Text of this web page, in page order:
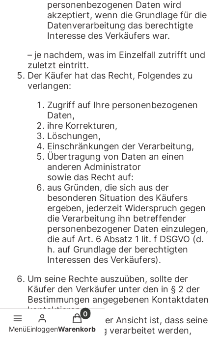
personenbezogenen Daten wird
akzeptiert, wenn die Grundlage für die
Datenverarbeitung das berechtigte
Interesse des Verkäufers war.
– je nachdem, was im Einzelfall zutrifft und
zuletzt eintritt.
Der Käufer hat das Recht, Folgendes zu
verlangen:
Zugriff auf Ihre personenbezogenen
Daten,
ihre Korrekturen,
Löschungen,
Einschränkungen der Verarbeitung,
Übertragung von Daten an einen
anderen Administrator
sowie das Recht auf:
aus Gründen, die sich aus der
besonderen Situation des Käufers
ergeben, jederzeit Widerspruch gegen
die Verarbeitung ihn betreffender
personenbezogener Daten einzulegen,
die auf Art. 6 Absatz 1 lit. f DSGVO (d.
h. auf Grundlage der berechtigten
Interessen des Verkäufers).
Um seine Rechte auszuüben, sollte der
Käufer den Verkäufer unter den in § 2 der
Bestimmungen angegebenen Kontaktdaten
kontaktieren.
Wenn der Käufer der Ansicht ist, dass seine
Daten rechtswidrig verarbeitet werden,
MenüEinloggen
Produkte im Warenkorb: 0. Details
Warenkorb